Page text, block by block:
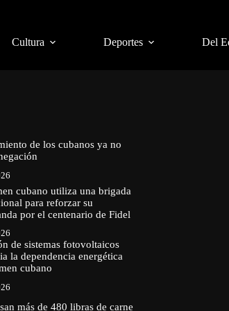
Cultura Deportes Del
de los cubanos ya no
cubano utiliza una brigada
para reforzar su
por el centenario de Fidel
de sistemas fotovoltaicos
la dependencia energética
cubano
más de 480 libras de carne